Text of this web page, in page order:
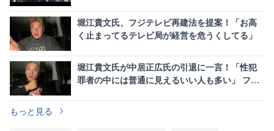
堀江貴文氏、フジテレビ再建法を提案！「お高
く止まってるテレビ局が経営を危うくしてる」
堀江貴文氏が中居正広氏の引退に一言！「性犯
罪者の中には普通に見えるいい人も多い」 フジ
もっと見る